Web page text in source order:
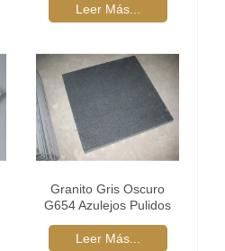
Leer Más...
Granito Gris Oscuro
G654 Azulejos Pulidos
Leer Más...